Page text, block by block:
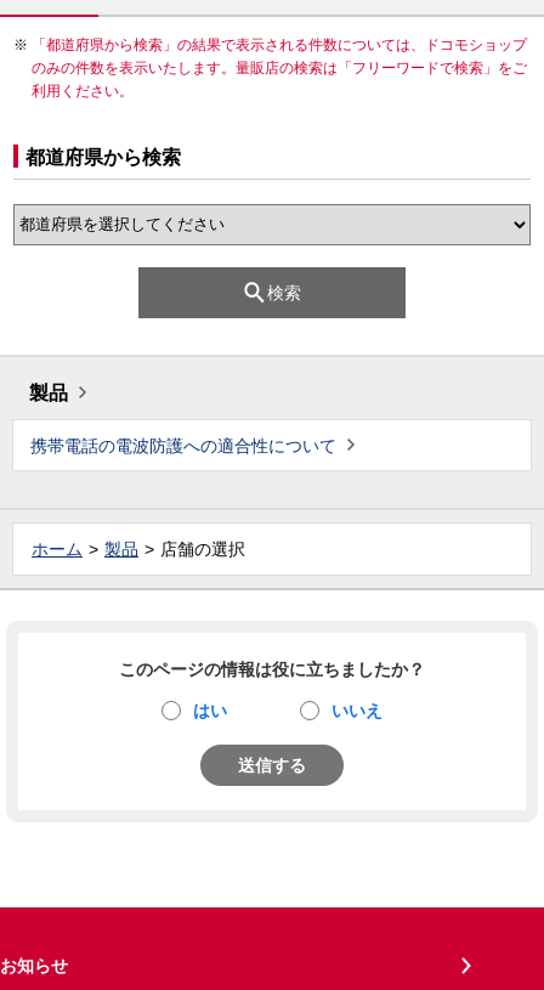
「都道府県から検索」の結果で表示される件数については、ドコモショップ
のみの件数を表示いたします。量販店の検索は「フリーワードで検索」をご
利用ください。
都道府県から検索
検索
製品
携帯電話の電波防護への適合性について
ホーム 製品 店舗の選択
このページの情報は役に立ちましたか？
はい いいえ
送信する
お知らせ